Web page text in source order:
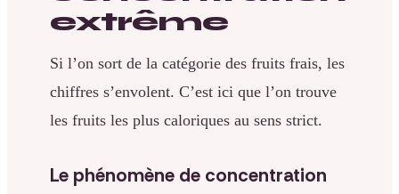
extrême
Si l’on sort de la catégorie des fruits frais, les
chiffres s’envolent. C’est ici que l’on trouve
les fruits les plus caloriques au sens strict.
Le phénomène de concentration